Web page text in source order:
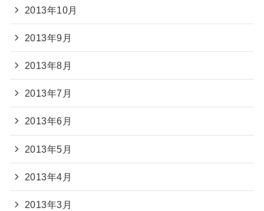
2013年10月
2013年9月
2013年8月
2013年7月
2013年6月
2013年5月
2013年4月
2013年3月